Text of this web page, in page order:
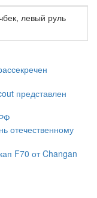
левый руль
представлен
отечественному
F70 от Changan